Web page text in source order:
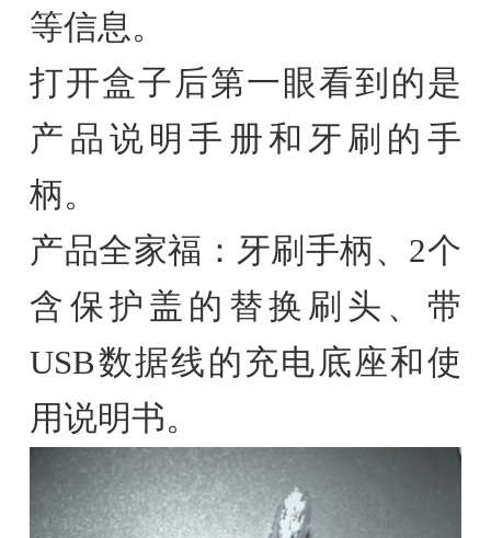
等信息。
打开盒子后第一眼看到的是
产品说明手册和牙刷的手
柄。
产品全家福：牙刷手柄、2个
含保护盖的替换刷头、带
USB数据线的充电底座和使
用说明书。